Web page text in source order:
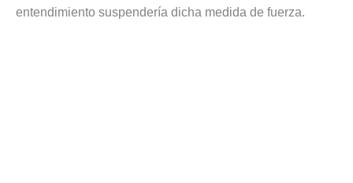
entendimiento suspendería dicha medida de fuerza.